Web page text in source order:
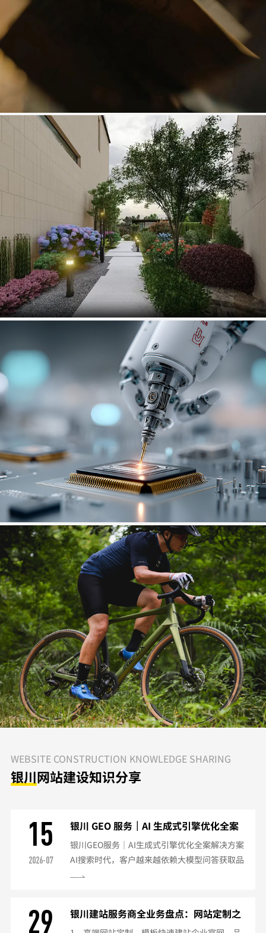
标韵园林
园林景观设计类网站制作项目
富旺鑫电子
PCBA全制程制造
IREFOX
VERSATILE ALL-AROUND BIKE
WEBSITE CONSTRUCTION KNOWLEDGE SHARING
银川网站建设知识分享
15
2026-07
银川 GEO 服务｜AI 生成式引擎优化全案
服务商
银川GEO服务｜AI生成式引擎优化全案解决方案
AI搜索时代，客户越来越依赖大模型问答获取品
牌信息，传统SEO已无法适配AI检索规则，容易
化）全案服务，立足大湾区，服务银川科创、智
29
银川建站服务商全业务盘点：网站定制之
外增值服务汇总